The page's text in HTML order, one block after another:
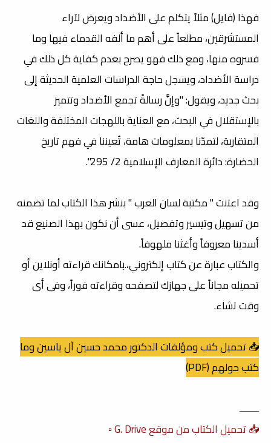
فهذا (فايل) مثلاً يتكلم على الأضداد ويعرض لآراء
المستشرقين، مطلعاً على أهم ما ألفه القدماء فيها وما
فسروه منها، ومع ذلك فهو يصرح بعدم كفاية كل ذلك في
دراسة الأضداد، ويسجل حاجة الدراسات العلمية الحديثة إلى
بحث جديد، ويقول: "وإنَّ رسالةً تجمع الأضداد وتتميز
بالإستقلال في البحث، مع العناية باللهجات المختلفة واللغات
المتقاربة، لتمدّنا بمعلومات هامة، تُعيننا في فهم تاريخ
الحضارة: دائرة المعارف الإسلامية 2/ 295".
وقد اعتنت " مكتبة لسان العرب " بنشر هذا الكتاب لما تضمنه
من تسهيل وتيسير وتفصيل، عسى أن نكون بهذا الصنيع قد
أسدينا معروفاً وأغثنا ملهوفاً.
والكتاب عبارة عن كتاب إلكتروني،.بامكانك قراءته أونلاين أو
تحميله مجاناً على جهازك لتصفحه وقراءته فوراً، وفى أى
وقت تشاء.
📥 تحميل كتب ومؤلفات الدكتور محمد حسين آل ياسين وما
كتب حولهم (PDF)
ــــــــ
📥 تحميل الكتاب من موقع G. Drive ▫️